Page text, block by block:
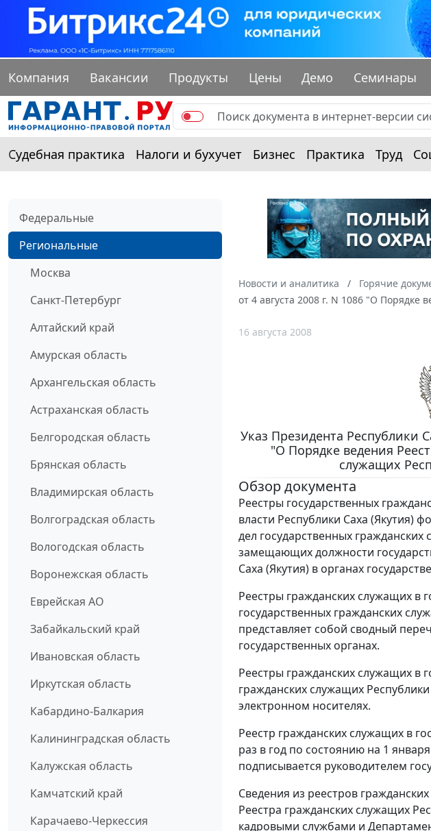
Компания Вакансии Продукты Цены Демо Семинары
Судебная практика Налоги и бухучет Бизнес Практика Труд
Федеральные
Региональные
Москва
Санкт-Петербург
Алтайский край
Амурская область
Архангельская область
Астраханская область
Белгородская область
Брянская область
Владимирская область
Волгоградская область
Вологодская область
Воронежская область
Еврейская АО
Забайкальский край
Ивановская область
Иркутская область
Кабардино-Балкария
Калининградская область
Калужская область
Камчатский край
Карачаево-Черкессия
Новости и аналитика Горячие
от 4 августа 2008 г. N 1086 "О Порядке
16 августа 2008
Указ Президента Республики
"О Порядке ведения
служащих
Обзор документа
Реестры государственных
власти Республики Саха (Якутия)
дел государственных
замещающих должности
Саха (Якутия) в органах
Реестры гражданских служащих в
государственных гражданских
представляет собой сводный
государственных органах.
Реестры гражданских служащих в
гражданских служащих
электронном носителях.
Реестр гражданских служащих в
раз в год по состоянию на 1
подписывается руководителем
Сведения из реестров
Реестра гражданских служащих
кадровыми службами и